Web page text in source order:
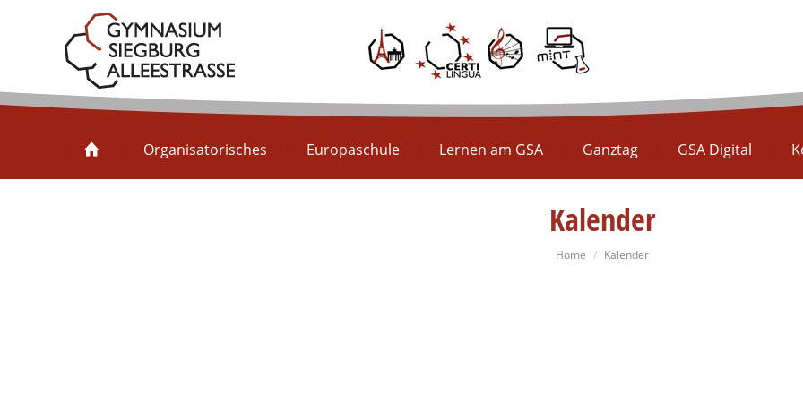
Organisatorisches Europaschule Lernen am GSA Ganztag GSA Digital
Kalender
You are here:
Home Kalender
Europaschule Lernen am GSA